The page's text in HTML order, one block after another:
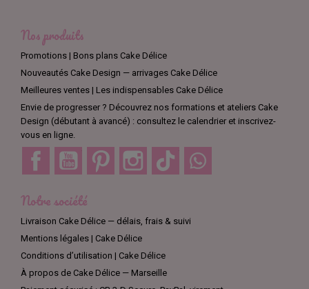
Nos produits
Promotions | Bons plans Cake Délice
Nouveautés Cake Design — arrivages Cake Délice
Meilleures ventes | Les indispensables Cake Délice
Envie de progresser ? Découvrez nos formations et ateliers Cake
Design (débutant à avancé) : consultez le calendrier et inscrivez-
vous en ligne.
Facebook YouTube Pinterest Instagram TikTok
Notre société
Livraison Cake Délice — délais, frais & suivi
Mentions légales | Cake Délice
Conditions d’utilisation | Cake Délice
À propos de Cake Délice — Marseille